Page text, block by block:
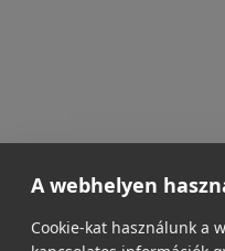
A webhelyen
Cookie-kat használunk a